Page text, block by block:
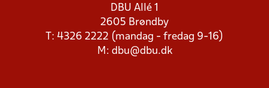
DBU Allé 1
2605 Brøndby
T: 4326 2222 (mandag - fredag 9-16)
M: dbu@dbu.dk